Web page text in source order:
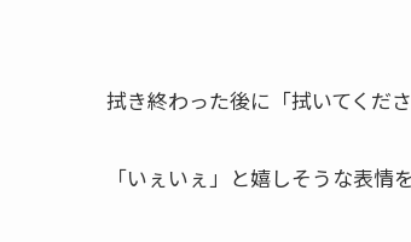
拭き終わった後に「拭いてくだ
「いぇいぇ」と嬉しそうな表情